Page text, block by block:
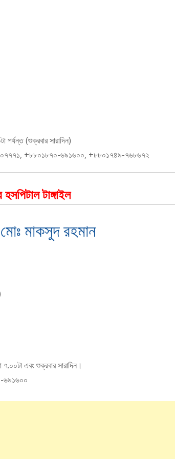
পর্যন্ত (শুক্রবার সারাদিন)
+৮৮০১৮৭০-৬৯১৬০০, +৮৮০১৭৪৯-৭৬৮৬৭২
টাঙ্গাইল
মাকসুদ রহমান
এবং শুক্রবার সারাদিন।
৬৯১৬০০